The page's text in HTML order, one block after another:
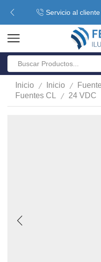
Servicio al
Inicio / Inicio /
Fuentes CL / 24 VDC